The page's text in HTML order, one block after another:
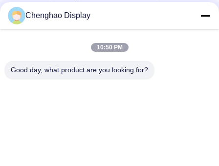
Kapazitäts-Touch
7 In 50 Pin 250cd/m2 800x480 Rgb Tft Lcd Monitor
Streifen IPS-Bildschirm
Chenghao Display
10:50 PM
Good day, what product are you looking for?